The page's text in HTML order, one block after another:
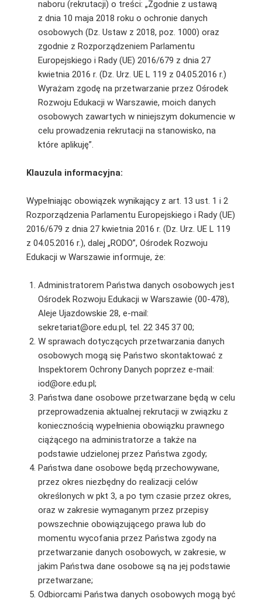
naboru (rekrutacji) o treści: „Zgodnie z ustawą
z dnia 10 maja 2018 roku o ochronie danych
osobowych (Dz. Ustaw z 2018, poz. 1000) oraz
zgodnie z Rozporządzeniem Parlamentu
Europejskiego i Rady (UE) 2016/679 z dnia 27
kwietnia 2016 r. (Dz. Urz. UE L 119 z 04.05.2016 r.)
Wyrażam zgodę na przetwarzanie przez Ośrodek
Rozwoju Edukacji w Warszawie, moich danych
osobowych zawartych w niniejszym dokumencie w
celu prowadzenia rekrutacji na stanowisko, na
które aplikuję”.
Klauzula informacyjna:
Wypełniając obowiązek wynikający z art. 13 ust. 1 i 2
Rozporządzenia Parlamentu Europejskiego i Rady (UE)
2016/679 z dnia 27 kwietnia 2016 r. (Dz. Urz. UE L 119
z 04.05.2016 r.), dalej „RODO”, Ośrodek Rozwoju
Edukacji w Warszawie informuje, że:
Administratorem Państwa danych osobowych jest
Ośrodek Rozwoju Edukacji w Warszawie (00-478),
Aleje Ujazdowskie 28, e-mail:
sekretariat@ore.edu.pl, tel. 22 345 37 00;
W sprawach dotyczących przetwarzania danych
osobowych mogą się Państwo skontaktować z
Inspektorem Ochrony Danych poprzez e-mail:
iod@ore.edu.pl;
Państwa dane osobowe przetwarzane będą w celu
przeprowadzenia aktualnej rekrutacji w związku z
koniecznością wypełnienia obowiązku prawnego
ciążącego na administratorze a także na
podstawie udzielonej przez Państwa zgody;
Państwa dane osobowe będą przechowywane,
przez okres niezbędny do realizacji celów
określonych w pkt 3, a po tym czasie przez okres,
oraz w zakresie wymaganym przez przepisy
powszechnie obowiązującego prawa lub do
momentu wycofania przez Państwa zgody na
przetwarzanie danych osobowych, w zakresie, w
jakim Państwa dane osobowe są na jej podstawie
przetwarzane;
Odbiorcami Państwa danych osobowych mogą być